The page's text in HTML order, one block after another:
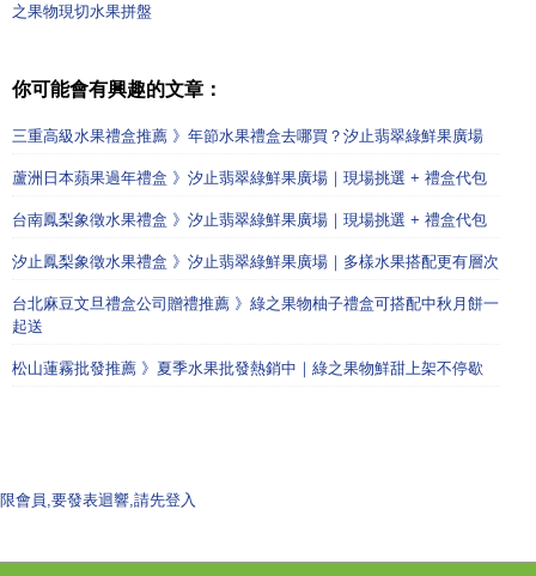
之果物現切水果拼盤
你可能會有興趣的文章：
三重高級水果禮盒推薦 》年節水果禮盒去哪買？汐止翡翠綠鮮果廣場
蘆洲日本蘋果過年禮盒 》汐止翡翠綠鮮果廣場｜現場挑選 + 禮盒代包
台南鳳梨象徵水果禮盒 》汐止翡翠綠鮮果廣場｜現場挑選 + 禮盒代包
汐止鳳梨象徵水果禮盒 》汐止翡翠綠鮮果廣場｜多樣水果搭配更有層次
台北麻豆文旦禮盒公司贈禮推薦 》綠之果物柚子禮盒可搭配中秋月餅一
起送
松山蓮霧批發推薦 》夏季水果批發熱銷中｜綠之果物鮮甜上架不停歇
限會員,要發表迴響,請先登入